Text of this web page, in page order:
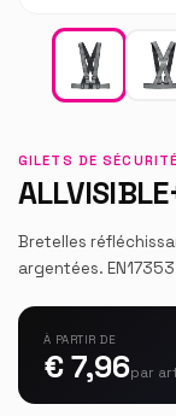
GILETS DE SÉCURITÉ
Bretelles
argentées.
À PARTIR DE
€ 7,96par